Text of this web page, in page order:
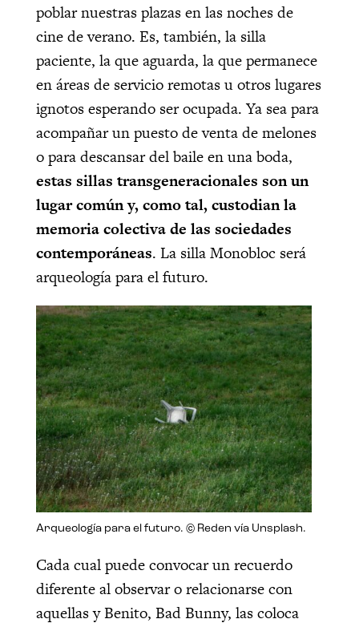
poblar nuestras plazas en las noches de
cine de verano. Es, también, la silla
paciente, la que aguarda, la que permanece
en áreas de servicio remotas u otros lugares
ignotos esperando ser ocupada. Ya sea para
acompañar un puesto de venta de melones
o para descansar del baile en una boda,
estas sillas transgeneracionales son un
lugar común y, como tal, custodian la
memoria colectiva de las sociedades
contemporáneas. La silla Monobloc será
arqueología para el futuro.
Arqueología para el futuro. © Reden vía Unsplash.
Cada cual puede convocar un recuerdo
diferente al observar o relacionarse con
aquellas y Benito, Bad Bunny, las coloca